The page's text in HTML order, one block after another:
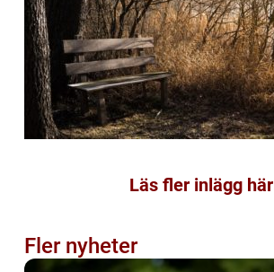
Läs fler inlägg här
Fler nyheter